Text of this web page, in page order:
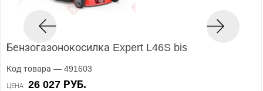
Бензогазонокосилка Expert L46S bis
Код товара — 491603
ЦЕНА 26 027 РУБ.